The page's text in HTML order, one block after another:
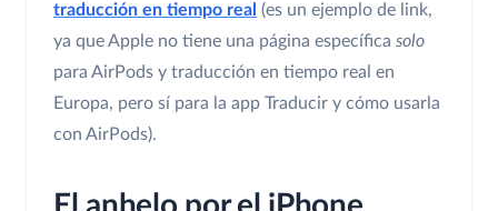
traducción en tiempo real (es un ejemplo de link,
ya que Apple no tiene una página específica solo
para AirPods y traducción en tiempo real en
Europa, pero sí para la app Traducir y cómo usarla
con AirPods).